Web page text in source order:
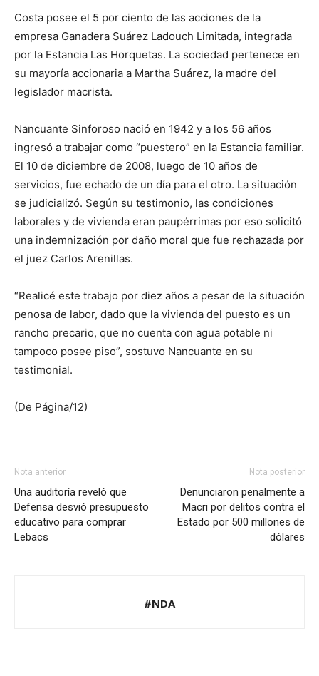
Costa posee el 5 por ciento de las acciones de la
empresa Ganadera Suárez Ladouch Limitada, integrada
por la Estancia Las Horquetas. La sociedad pertenece en
su mayoría accionaria a Martha Suárez, la madre del
legislador macrista.
Nancuante Sinforoso nació en 1942 y a los 56 años
ingresó a trabajar como “puestero” en la Estancia familiar.
El 10 de diciembre de 2008, luego de 10 años de
servicios, fue echado de un día para el otro. La situación
se judicializó. Según su testimonio, las condiciones
laborales y de vivienda eran paupérrimas por eso solicitó
una indemnización por daño moral que fue rechazada por
el juez Carlos Arenillas.
“Realicé este trabajo por diez años a pesar de la situación
penosa de labor, dado que la vivienda del puesto es un
rancho precario, que no cuenta con agua potable ni
tampoco posee piso”, sostuvo Nancuante en su
testimonial.
(De Página/12)
Nota anterior
Una auditoría reveló que
Defensa desvió presupuesto
educativo para comprar
Lebacs
Nota posterior
Denunciaron penalmente a
Macri por delitos contra el
Estado por 500 millones de
dólares
#NDA